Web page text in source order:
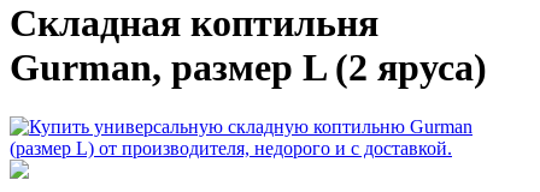
Складная коптильня
Gurman, размер L (2 яруса)